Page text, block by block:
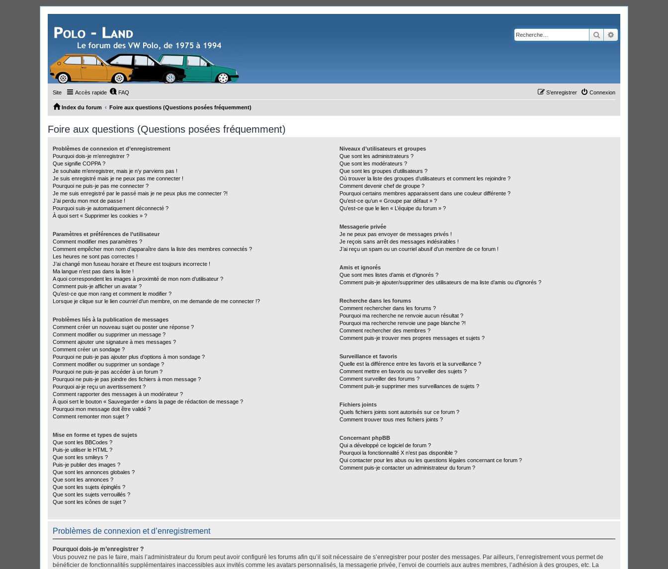
Rechercher
Site Accès rapide FAQ Connexion
S’enregistrer
Index du forum Foire aux questions (Questions posées fréquemment)
Foire aux questions (Questions posées fréquemment)
Problèmes de connexion et d’enregistrement
Pourquoi dois-je m’enregistrer ?
Que signifie COPPA ?
Je souhaite m’enregistrer, mais je n’y parviens pas !
Je suis enregistré mais je ne peux pas me connecter !
Pourquoi ne puis-je pas me connecter ?
Je me suis enregistré par le passé mais je ne peux plus me connecter ?!
J’ai perdu mon mot de passe !
Pourquoi suis-je automatiquement déconnecté ?
À quoi sert « Supprimer les cookies » ?
Paramètres et préférences de l’utilisateur
Comment modifier mes paramètres ?
Comment empêcher mon nom d’apparaître dans la liste des membres connectés ?
Les heures ne sont pas correctes !
J’ai changé mon fuseau horaire et l’heure est toujours incorrecte !
Ma langue n’est pas dans la liste !
A quoi correspondent les images à proximité de mon nom d’utilisateur ?
Comment puis-je afficher un avatar ?
Qu’est-ce que mon rang et comment le modifier ?
Lorsque je clique sur le lien courrield’un membre, on me demande de me connecter !?
Problèmes liés à la publication de messages
Comment créer un nouveau sujet ou poster une réponse ?
Comment modifier ou supprimer un message ?
Comment ajouter une signature à mes messages ?
Comment créer un sondage ?
Pourquoi ne puis-je pas ajouter plus d’options à mon sondage ?
Comment modifier ou supprimer un sondage ?
Pourquoi ne puis-je pas accéder à un forum ?
Pourquoi ne puis-je pas joindre des fichiers à mon message ?
Pourquoi ai-je reçu un avertissement ?
Comment rapporter des messages à un modérateur ?
À quoi sert le bouton « Sauvegarder » dans la page de rédaction de message ?
Pourquoi mon message doit être validé ?
Comment remonter mon sujet ?
Mise en forme et types de sujets
Que sont les BBCodes ?
Puis-je utiliser le HTML ?
Que sont les smileys ?
Puis-je publier des images ?
Que sont les annonces globales ?
Que sont les annonces ?
Que sont les sujets épinglés ?
Que sont les sujets verrouillés ?
Que sont les icônes de sujet ?
Niveaux d’utilisateurs et groupes
Que sont les administrateurs ?
Que sont les modérateurs ?
Que sont les groupes d’utilisateurs ?
Où trouver la liste des groupes d’utilisateurs et comment les rejoindre ?
Comment devenir chef de groupe ?
Pourquoi certains membres apparaissent dans une couleur différente ?
Qu’est-ce qu’un « Groupe par défaut » ?
Qu’est-ce que le lien « L’équipe du forum » ?
Messagerie privée
Je ne peux pas envoyer de messages privés !
Je reçois sans arrêt des messages indésirables !
J’ai reçu un spam ou un courriel abusif d’un membre de ce forum !
Amis et ignorés
Que sont mes listes d’amis et d’ignorés ?
Comment puis-je ajouter/supprimer des utilisateurs de ma liste d’amis ou d’ignorés ?
Recherche dans les forums
Comment rechercher dans les forums ?
Pourquoi ma recherche ne renvoie aucun résultat ?
Pourquoi ma recherche renvoie une page blanche ?!
Comment rechercher des membres ?
Comment puis-je trouver mes propres messages et sujets ?
Surveillance et favoris
Quelle est la différence entre les favoris et la surveillance ?
Comment mettre en favoris ou surveiller des sujets ?
Comment surveiller des forums ?
Comment puis-je supprimer mes surveillances de sujets ?
Fichiers joints
Quels fichiers joints sont autorisés sur ce forum ?
Comment trouver tous mes fichiers joints ?
Concernant phpBB
Qui a développé ce logiciel de forum ?
Pourquoi la fonctionnalité X n’est pas disponible ?
Qui contacter pour les abus ou les questions légales concernant ce forum ?
Comment puis-je contacter un administrateur du forum ?
Problèmes de connexion et d’enregistrement
Pourquoi dois-je m’enregistrer ?
Vous pouvez ne pas le faire, mais l’administrateur du forum peut avoir configuré les forums afin qu’il soit nécessaire de s’enregistrer pour poster des messages. Par ailleurs, l’enregistrement vous permet de
bénéficier de fonctionnalités supplémentaires inaccessibles aux invités comme les avatars personnalisés, la messagerie privée, l’envoi de courriels aux autres membres, l’adhésion à des groupes, etc. La